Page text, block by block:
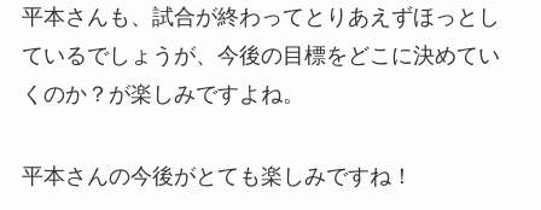
平本さんも、試合が終わってとりあえずほっとし
ているでしょうが、今後の目標をどこに決めてい
くのか？が楽しみですよね。
平本さんの今後がとても楽しみですね！